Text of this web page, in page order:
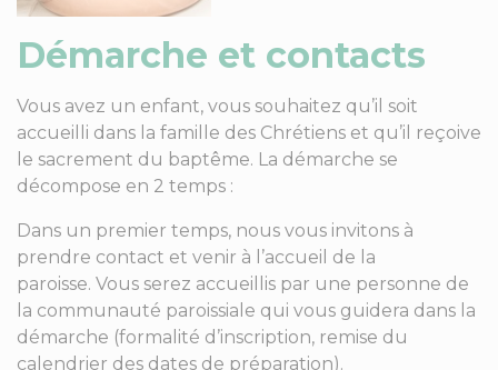
Démarche et contacts
Vous avez un enfant, vous souhaitez qu’il soit
accueilli dans la famille des Chrétiens et qu’il reçoive
le sacrement du baptême. La démarche se
décompose en 2 temps :
Dans un premier temps, nous vous invitons à
prendre contact et venir à l’accueil de la
paroisse. Vous serez accueillis par une personne de
la communauté paroissiale qui vous guidera dans la
démarche (formalité d’inscription, remise du
calendrier des dates de préparation).